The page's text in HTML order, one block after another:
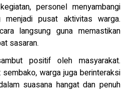
personel menyambangi
pusat aktivitas warga.
langsung guna memastikan
sasaran.
positif oleh masyarakat.
warga juga berinteraksi
suasana hangat dan penuh